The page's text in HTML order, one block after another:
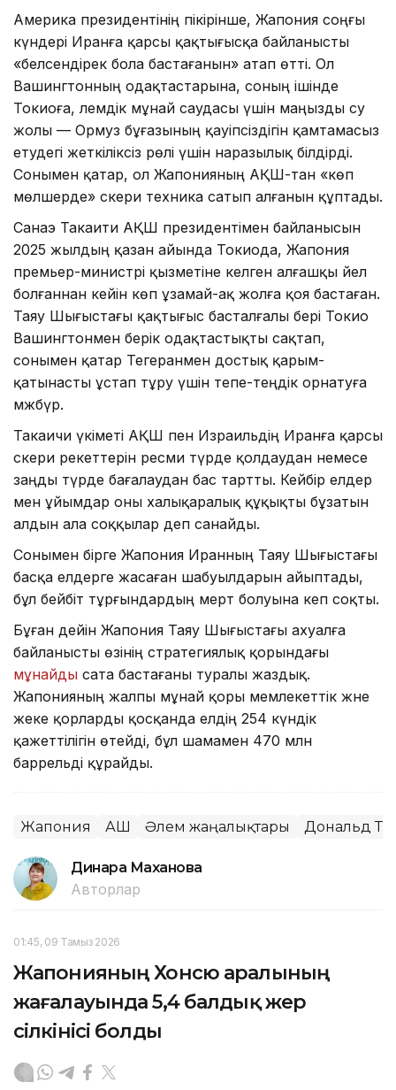
Америка президентінің пікірінше, Жапония соңғы
күндері Иранға қарсы қақтығысқа байланысты
«белсендірек бола бастағанын» атап өтті. Ол
Вашингтонның одақтастарына, соның ішінде
Токиоға, әлемдік мұнай саудасы үшін маңызды су
жолы — Ормуз бұғазының қауіпсіздігін қамтамасыз
етудегі жеткіліксіз рөлі үшін наразылық білдірді.
Сонымен қатар, ол Жапонияның АҚШ-тан «көп
мөлшерде» әскери техника сатып алғанын құптады.
Санаэ Такаити АҚШ президентімен байланысын
2025 жылдың қазан айында Токиода, Жапония
премьер-министрі қызметіне келген алғашқы әйел
болғаннан кейін көп ұзамай-ақ жолға қоя бастаған.
Таяу Шығыстағы қақтығыс басталғалы бері Токио
Вашингтонмен берік одақтастықты сақтап,
сонымен қатар Тегеранмен достық қарым-
қатынасты ұстап тұру үшін тепе-теңдік орнатуға
мәжбүр.
Такаичи үкіметі АҚШ пен Израильдің Иранға қарсы
әскери әрекеттерін ресми түрде қолдаудан немесе
заңды түрде бағалаудан бас тартты. Кейбір елдер
мен ұйымдар оны халықаралық құқықты бұзатын
алдын ала соққылар деп санайды.
Сонымен бірге Жапония Иранның Таяу Шығыстағы
басқа елдерге жасаған шабуылдарын айыптады,
бұл бейбіт тұрғындардың мерт болуына әкеп соқты.
Бұған дейін Жапония Таяу Шығыстағы ахуалға
байланысты өзінің стратегиялық қорындағы
мұнайды сата бастағаны туралы жаздық.
Жапонияның жалпы мұнай қоры мемлекеттік және
жеке қорларды қосқанда елдің 254 күндік
қажеттілігін өтейді, бұл шамамен 470 млн
баррельді құрайды.
Жапония АҚШ Әлем жаңалықтары Дональд
Динара Маханова
Авторлар
01:45, 09 Тамыз 2026
Жапонияның Хонсю аралының
жағалауында 5,4 балдық жер
сілкінісі болды